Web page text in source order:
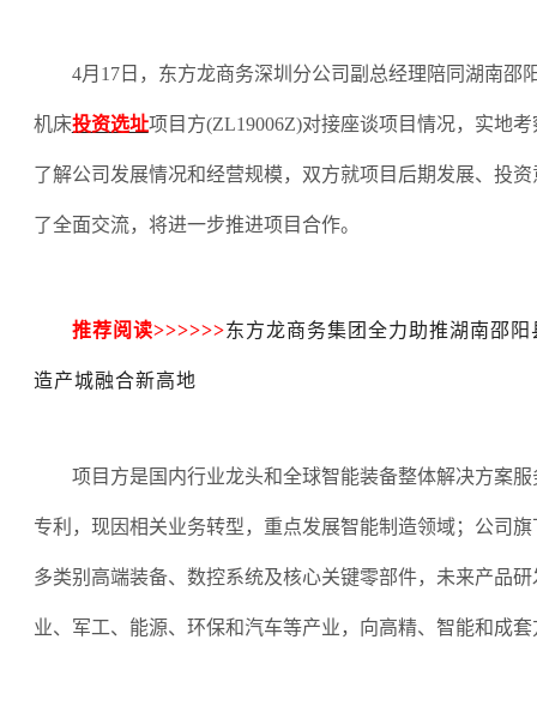
4月17日，东方龙商务深圳分公司副总经理陪同湖南邵
机床投资选址项目方(ZL19006Z)对接座谈项目情况，实地
了解公司发展情况和经营规模，双方就项目后期发展、投
了全面交流，将进一步推进项目合作。
推荐阅读>>>>>>东方龙商务集团全力助推湖南邵
造产城融合新高地
项目方是国内行业龙头和全球智能装备整体解决方案服
专利，现因相关业务转型，重点发展智能制造领域；公司
多类别高端装备、数控系统及核心关键零部件，未来产品
业、军工、能源、环保和汽车等产业，向高精、智能和成